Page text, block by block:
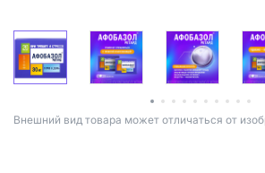
Bнешний вид товара может отличаться от